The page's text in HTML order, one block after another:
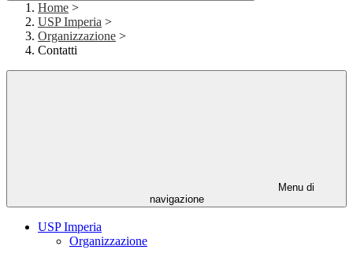
Home >
USP Imperia >
Organizzazione >
Contatti
Menu di
navigazione
USP Imperia
Organizzazione